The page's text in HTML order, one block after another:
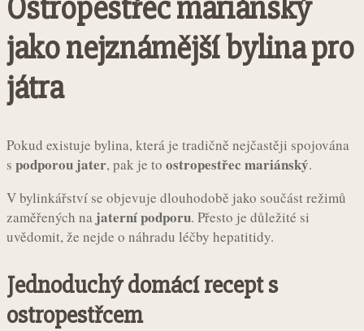
Ostropestřec mariánský
jako nejznámější bylina pro
játra
Pokud existuje bylina, která je tradičně nejčastěji spojována
s podporou jater, pak je to ostropestřec mariánský.
V bylinkářství se objevuje dlouhodobě jako součást režimů
zaměřených na jaterní podporu. Přesto je důležité si
uvědomit, že nejde o náhradu léčby hepatitidy.
Jednoduchý domácí recept s
ostropestřcem